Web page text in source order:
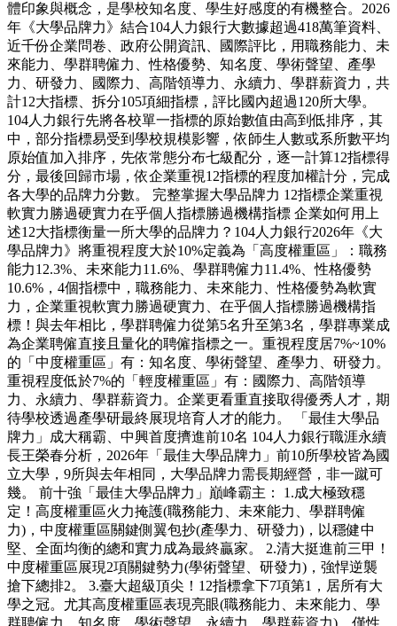
體印象與概念，是學校知名度、學生好感度的有機整合。2026
年《大學品牌力》結合104人力銀行大數據超過418萬筆資料、
近千份企業問卷、政府公開資訊、國際評比，用職務能力、未
來能力、學群聘僱力、性格優勢、知名度、學術聲望、產學
力、研發力、國際力、高階領導力、永續力、學群薪資力，共
計12大指標、拆分105項細指標，評比國內超過120所大學。
104人力銀行先將各校單一指標的原始數值由高到低排序，其
中，部分指標易受到學校規模影響，依師生人數或系所數平均
原始值加入排序，先依常態分布七級配分，逐一計算12指標得
分，最後回歸市場，依企業重視12指標的程度加權計分，完成
各大學的品牌力分數。 完整掌握大學品牌力 12指標企業重視
軟實力勝過硬實力在乎個人指標勝過機構指標 企業如何用上
述12大指標衡量一所大學的品牌力？104人力銀行2026年《大
學品牌力》將重視程度大於10%定義為「高度權重區」：職務
能力12.3%、未來能力11.6%、學群聘僱力11.4%、性格優勢
10.6%，4個指標中，職務能力、未來能力、性格優勢為軟實
力，企業重視軟實力勝過硬實力、在乎個人指標勝過機構指
標！與去年相比，學群聘僱力從第5名升至第3名，學群專業成
為企業聘僱直接且量化的聘僱指標之一。重視程度居7%~10%
的「中度權重區」有：知名度、學術聲望、產學力、研發力。
重視程度低於7%的「輕度權重區」有：國際力、高階領導
力、永續力、學群薪資力。企業更看重直接取得優秀人才，期
待學校透過產學研最終展現培育人才的能力。 「最佳大學品
牌力」成大稱霸、中興首度擠進前10名 104人力銀行職涯永續
長王榮春分析，2026年「最佳大學品牌力」前10所學校皆為國
立大學，9所與去年相同，大學品牌力需長期經營，非一蹴可
幾。 前十強「最佳大學品牌力」巔峰霸主： 1.成大極致穩
定！高度權重區火力掩護(職務能力、未來能力、學群聘僱
力)，中度權重區關鍵側翼包抄(產學力、研發力)，以穩健中
堅、全面均衡的總和實力成為最終贏家。 2.清大挺進前三甲！
中度權重區展現2項關鍵勢力(學術聲望、研發力)，強悍逆襲
搶下總排2。 3.臺大超級頂尖！12指標拿下7項第1，居所有大
學之冠。尤其高度權重區表現亮眼(職務能力、未來能力、學